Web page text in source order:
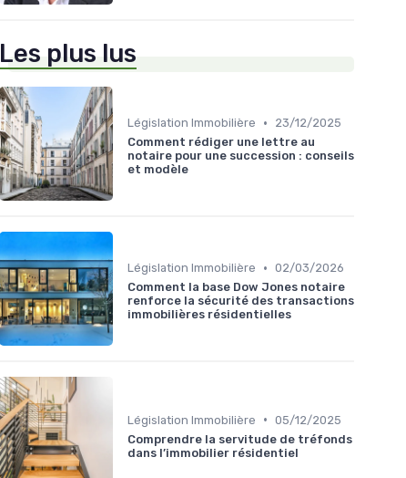
Les plus lus
Législation Immobilière •
23/12/2025
Comment rédiger une lettre au
notaire pour une succession : conseils
et modèle
Législation Immobilière • 02/03/2026
Comment la base Dow Jones notaire
renforce la sécurité des transactions
immobilières résidentielles
Législation Immobilière • 05/12/2025
Comprendre la servitude de tréfonds
dans l’immobilier résidentiel